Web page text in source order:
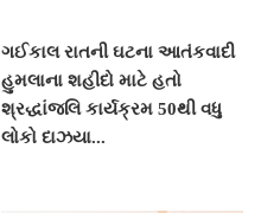
ગઈકાલ રાતની ઘટના આતંકવાદી
હુમલાના શહીદો માટે હતો
શ્રદ્ધાંજલિ કાર્યક્રમ 50થી વધુ
લોકો દાઝયા...